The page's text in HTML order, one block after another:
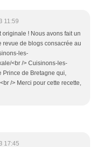
11:59
originale ! Nous avons fait un
revue de blogs consacrée au
les-
<br /> Cuisinons-les-
Prince de Bretagne qui,
/> Merci pour cette recette,
17:45